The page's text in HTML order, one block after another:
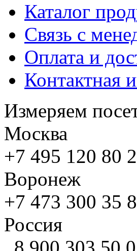
Каталог
Связь с
Оплата и
Контактная
Измеряем
Москва
+7 495 120 80
Воронеж
+7 473 300 35
Россия